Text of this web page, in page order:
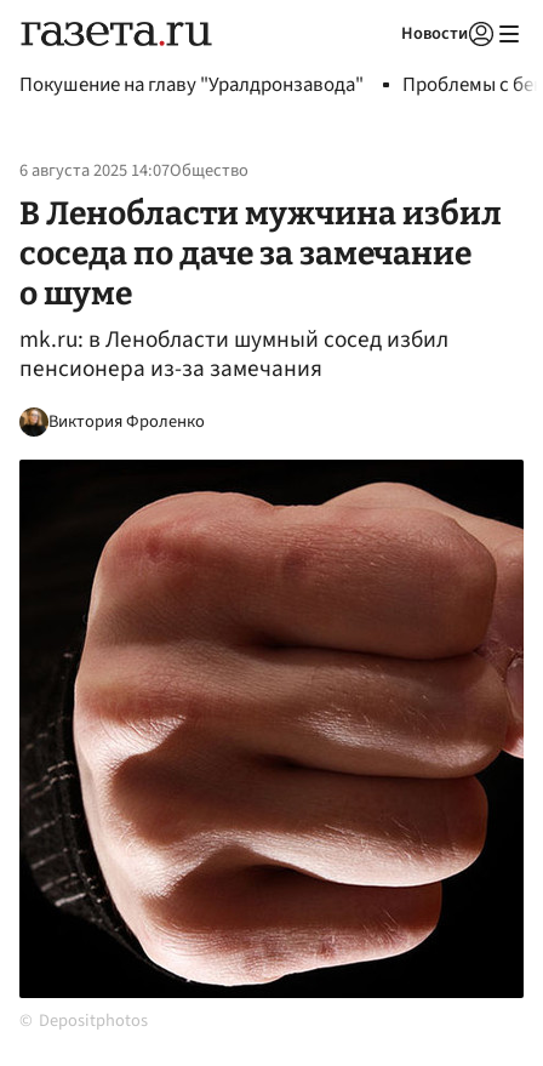
Новости
Покушение на главу "Уралдронзавода" Проблемы с
6 августа 2025 14:07Общество
В Ленобласти мужчина избил
соседа по даче за замечание
о шуме
mk.ru: в Ленобласти шумный сосед избил
пенсионера из-за замечания
Виктория Фроленко
Depositphotos